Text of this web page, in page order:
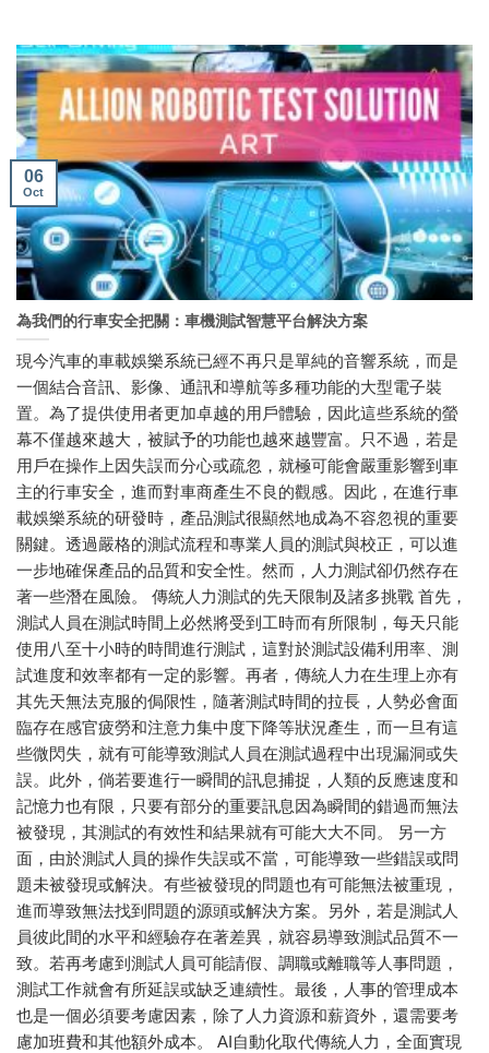
為我們的行車安全把關：車機測試智慧平台解決方案
現今汽車的車載娛樂系統已經不再只是單純的音響系統，而是
一個結合音訊、影像、通訊和導航等多種功能的大型電子裝
置。為了提供使用者更加卓越的用戶體驗，因此這些系統的螢
幕不僅越來越大，被賦予的功能也越來越豐富。只不過，若是
用戶在操作上因失誤而分心或疏忽，就極可能會嚴重影響到車
主的行車安全，進而對車商產生不良的觀感。因此，在進行車
載娛樂系統的研發時，產品測試很顯然地成為不容忽視的重要
關鍵。透過嚴格的測試流程和專業人員的測試與校正，可以進
一步地確保產品的品質和安全性。然而，人力測試卻仍然存在
著一些潛在風險。 傳統人力測試的先天限制及諸多挑戰 首先，
測試人員在測試時間上必然將受到工時而有所限制，每天只能
使用八至十小時的時間進行測試，這對於測試設備利用率、測
試進度和效率都有一定的影響。再者，傳統人力在生理上亦有
其先天無法克服的侷限性，隨著測試時間的拉長，人勢必會面
臨存在感官疲勞和注意力集中度下降等狀況產生，而一旦有這
些微閃失，就有可能導致測試人員在測試過程中出現漏洞或失
誤。此外，倘若要進行一瞬間的訊息捕捉，人類的反應速度和
記憶力也有限，只要有部分的重要訊息因為瞬間的錯過而無法
被發現，其測試的有效性和結果就有可能大大不同。 另一方
面，由於測試人員的操作失誤或不當，可能導致一些錯誤或問
題未被發現或解決。有些被發現的問題也有可能無法被重現，
進而導致無法找到問題的源頭或解決方案。另外，若是測試人
員彼此間的水平和經驗存在著差異，就容易導致測試品質不一
致。若再考慮到測試人員可能請假、調職或離職等人事問題，
測試工作就會有所延誤或缺乏連續性。最後，人事的管理成本
也是一個必須要考慮因素，除了人力資源和薪資外，還需要考
慮加班費和其他額外成本。 AI自動化取代傳統人力，全面實現
06
Oct